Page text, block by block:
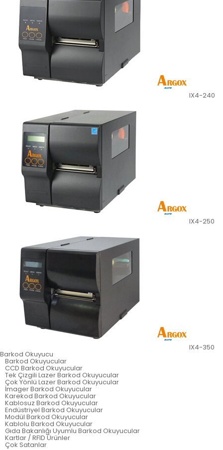
IX4-240
IX4-250
IX4-350
Barkod Okuyucu
Barkod Okuyucular
CCD Barkod Okuyucular
Tek Çizgili Lazer Barkod Okuyucular
Çok Yönlü Lazer Barkod Okuyucular
İmager Barkod Okuyucular
Karekod Barkod Okuyucular
Kablosuz Barkod Okuyucular
Endüstriyel Barkod Okuyucular
Modül Barkod Okuyucular
Kablolu Barkod Okuyucular
Gıda Bakanlığı Uyumlu Barkod Okuyucular
Kartlar / RFID Ürünler
Çok Satanlar